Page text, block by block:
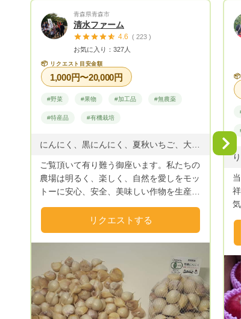
青森県青森市
清水ファーム
4.6 ( 223 )
お気に入り：327人
📦 リクエスト目安金額
1,000円〜20,000円
#野菜 #果物 #加工品 #無農薬
#特産品 #有機栽培
ご覧頂いて有り難う御座います。私たちの
農場は明るく、楽しく、自然を愛しをモッ
トーに安心、安全、美味しい作物を生産し
ける事を願い農作業に励んでおります。
リクエストする
📦
Next